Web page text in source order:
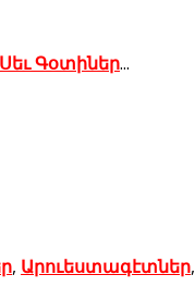
Սեւ Գօտիներ...
, Արուեստագէտներ,